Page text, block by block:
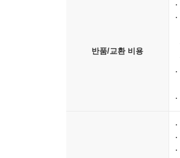
반품/교환 비용